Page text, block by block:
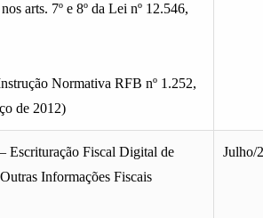
arts. 7º e 8º da Lei nº 12.546,
Normativa RFB nº 1.252,
de 2012)
Escrituração Fiscal Digital de
Informações Fiscais
Julho/